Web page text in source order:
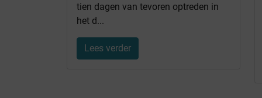
tien dagen van tevoren optreden in
het d...
Lees verder